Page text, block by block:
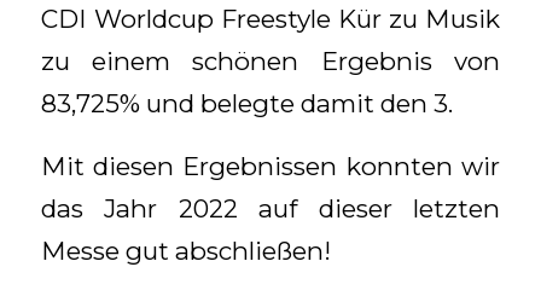
CDI Worldcup Freestyle Kür zu Musik
zu einem schönen Ergebnis von
83,725% und belegte damit den 3.
Mit diesen Ergebnissen konnten wir
das Jahr 2022 auf dieser letzten
Messe gut abschließen!